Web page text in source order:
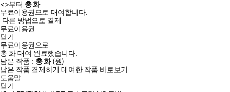
<>부터 총화
무료이용권으로 대여합니다.
다른 방법으로 결제
무료이용권
닫기
무료이용권으로
총 화대여 완료했습니다.
남은 작품 : 총화(원)
남은 작품 결제하기 대여한 작품 바로보기
도움말
닫기